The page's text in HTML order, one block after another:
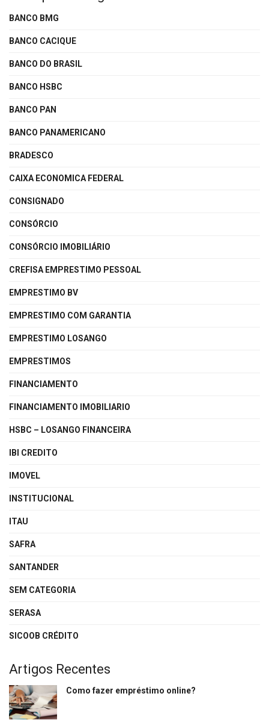
BANCO BMG
BANCO CACIQUE
BANCO DO BRASIL
BANCO HSBC
BANCO PAN
BANCO PANAMERICANO
BRADESCO
CAIXA ECONOMICA FEDERAL
CONSIGNADO
CONSÓRCIO
CONSÓRCIO IMOBILIÁRIO
CREFISA EMPRESTIMO PESSOAL
EMPRESTIMO BV
EMPRESTIMO COM GARANTIA
EMPRESTIMO LOSANGO
EMPRESTIMOS
FINANCIAMENTO
FINANCIAMENTO IMOBILIARIO
HSBC – LOSANGO FINANCEIRA
IBI CREDITO
IMOVEL
INSTITUCIONAL
ITAU
SAFRA
SANTANDER
SEM CATEGORIA
SERASA
SICOOB CRÉDITO
Artigos Recentes
Como fazer empréstimo online?